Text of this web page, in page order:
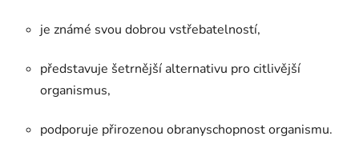
je známé svou dobrou vstřebatelností,
představuje šetrnější alternativu pro citlivější
organismus,
podporuje přirozenou obranyschopnost organismu.